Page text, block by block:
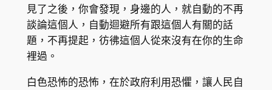
見了之後，你會發現，身邊的人，就自動的不再
談論這個人，自動迴避所有跟這個人有關的話
題，不再提起，彷彿這個人從來沒有在你的生命
裡過。
白色恐怖的恐怖，在於政府利用恐懼，讓人民自